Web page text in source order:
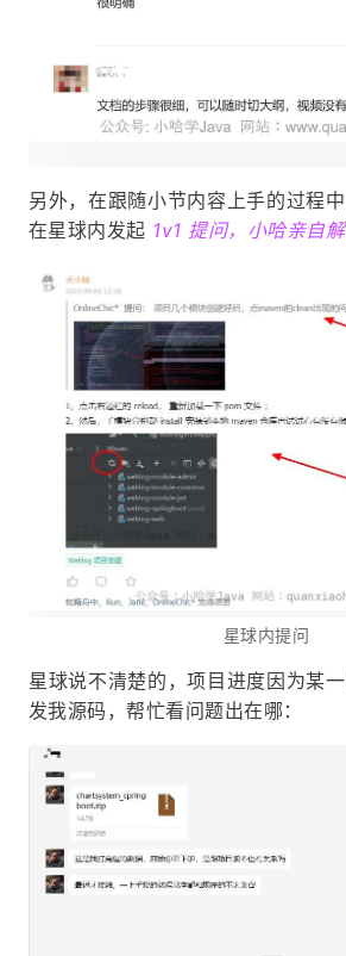
另外，在跟随小节内容上手的过程
在星球内发起 1v1 提问，小哈亲自
星球内提问
星球说不清楚的，项目进度因为某
发我源码，帮忙看问题出在哪：